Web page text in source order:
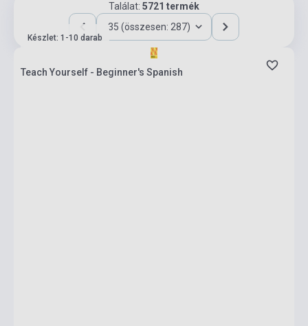
Találat: 5721 termék
35 (összesen: 287)
Készlet: 1-10 darab
Teach Yourself - Beginner's Spanish